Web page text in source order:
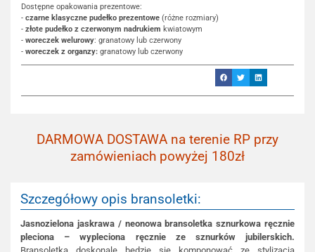
Dostępne opakowania prezentowe:
- czarne klasyczne pudełko prezentowe (różne rozmiary)
- złote pudełko z czerwonym nadrukiem kwiatowym
- woreczek welurowy: granatowy lub czerwony
- woreczek z organzy: granatowy lub czerwony
DARMOWA DOSTAWA na terenie RP przy
zamówieniach powyżej 180zł
Szczegółowy opis bransoletki:
Jasnozielona jaskrawa / neonowa bransoletka sznurkowa ręcznie
pleciona – wypleciona ręcznie ze sznurków jubilerskich.